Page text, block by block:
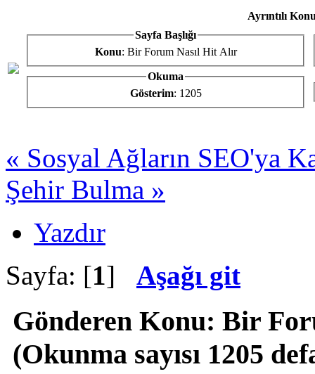
Ayrıntılı
Sayfa Başlığı
Konu: Bir Forum Nasıl Hit Alır
Okuma
Gösterim: 1205
« Sosyal Ağların SEO'ya
Şehir Bulma »
Yazdır
Sayfa: [1] Aşağı git
Gönderen Konu: Bir
(Okunma sayısı 1205